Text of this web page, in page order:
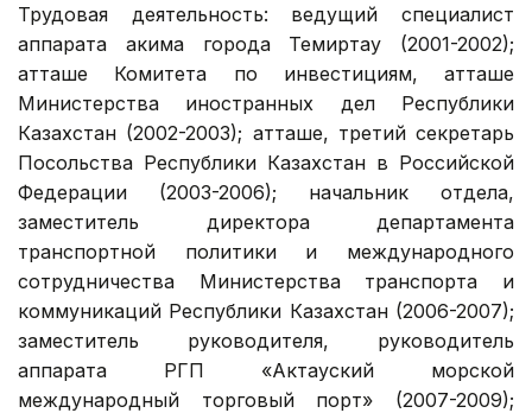
Трудовая деятельность: ведущий специалист
аппарата акима города Темиртау (2001-2002);
атташе Комитета по инвестициям, атташе
Министерства иностранных дел Республики
Казахстан (2002-2003); атташе, третий секретарь
Посольства Республики Казахстан в Российской
Федерации (2003-2006); начальник отдела,
заместитель директора департамента
транспортной политики и международного
сотрудничества Министерства транспорта и
коммуникаций Республики Казахстан (2006-2007);
заместитель руководителя, руководитель
аппарата РГП «Актауский морской
международный торговый порт» (2007-2009);